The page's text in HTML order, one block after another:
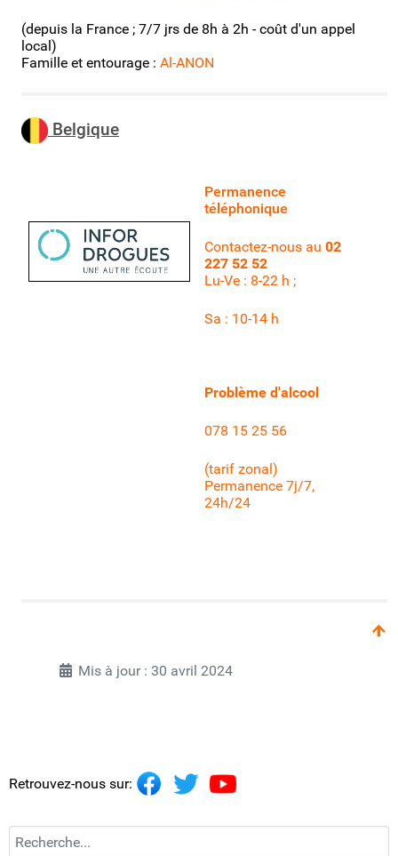
(depuis la France ; 7/7 jrs de 8h à 2h - coût d'un appel
local)
Famille et entourage : Al-ANON
Belgique
Permanence
téléphonique
Contactez-nous au 02
227 52 52
Lu-Ve : 8-22 h ;
Sa : 10-14 h
Problème d'alcool
078 15 25 56
(tarif zonal)
Permanence 7j/7,
24h/24
Mis à jour : 30 avril 2024
Retrouvez-nous sur:
Recherchez...